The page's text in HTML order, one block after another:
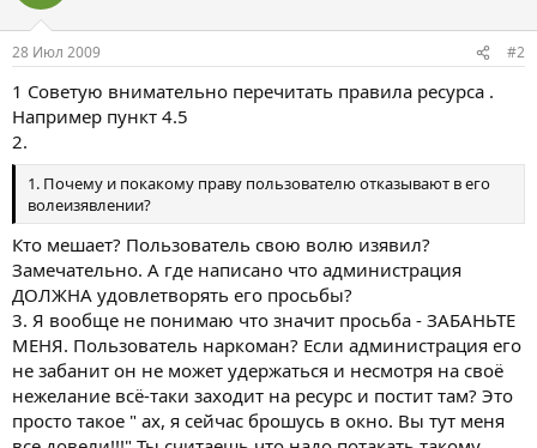
28 Июл 2009 #2
1 Советую внимательно перечитать правила ресурса .
Например пункт 4.5
2.
1. Почему и покакому праву пользователю отказывают в его
волеизявлении?
Кто мешает? Пользователь свою волю изявил?
Замечательно. А где написано что администрация
ДОЛЖНА удовлетворять его просьбы?
3. Я вообще не понимаю что значит просьба - ЗАБАНЬТЕ
МЕНЯ. Пользователь наркоман? Если администрация его
не забанит он не может удержаться и несмотря на своё
нежелание всё-таки заходит на ресурс и постит там? Это
просто такое " ах, я сейчас брошусь в окно. Вы тут меня